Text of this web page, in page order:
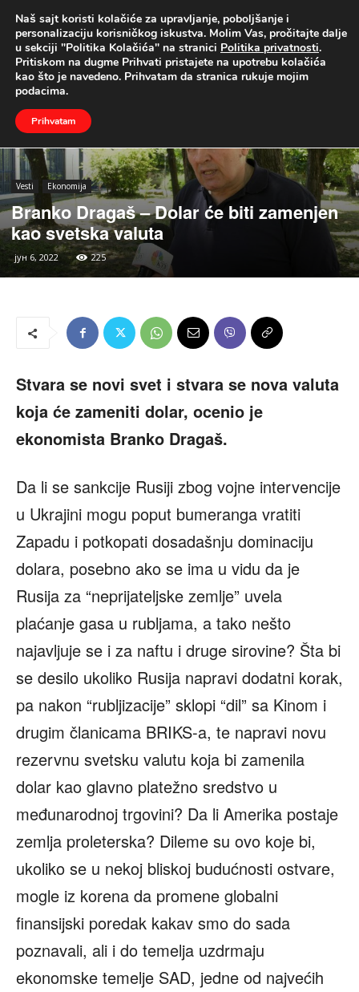
UŽIVO
Naslovna Vesti Ekonomija
Vesti Ekonomija
Branko Dragaš – Dolar će biti zamenjen
kao svetska valuta
јун 6, 2022 225
Stvara se novi svet i stvara se nova valuta
koja će zameniti dolar, ocenio je
ekonomista Branko Dragaš.
Da li se sankcije Rusiji zbog vojne intervencije
u Ukrajini mogu poput bumeranga vratiti
Zapadu i potkopati dosadašnju dominaciju
dolara, posebno ako se ima u vidu da je
Rusija za “neprijateljske zemlje” uvela
plaćanje gasa u rubljama, a tako nešto
najavljuje se i za naftu i druge sirovine? Šta bi
se desilo ukoliko Rusija napravi dodatni korak,
pa nakon “rubljizacije” sklopi “dil” sa Kinom i
drugim članicama BRIKS-a, te napravi novu
rezervnu svetsku valutu koja bi zamenila
dolar kao glavno platežno sredstvo u
međunarodnoj trgovini? Da li Amerika postaje
zemlja proleterska? Dileme su ovo koje bi,
ukoliko se u nekoj bliskoj budućnosti ostvare,
mogle iz korena da promene globalni
finansijski poredak kakav smo do sada
poznavali, ali i do temelja uzdrmaju
ekonomske temelje SAD, jedne od najvećih
Naš sajt koristi kolačiće za upravljanje, poboljšanje i
personalizaciju korisničkog iskustva. Molim Vas, pročitajte dalje
u sekciji "Politika Kolačića" na stranici Politika privatnosti.
Pritiskom na dugme Prihvati pristajete na upotrebu kolačića
kao što je navedeno. Prihvatam da stranica rukuje mojim
podacima.
Prihvatam